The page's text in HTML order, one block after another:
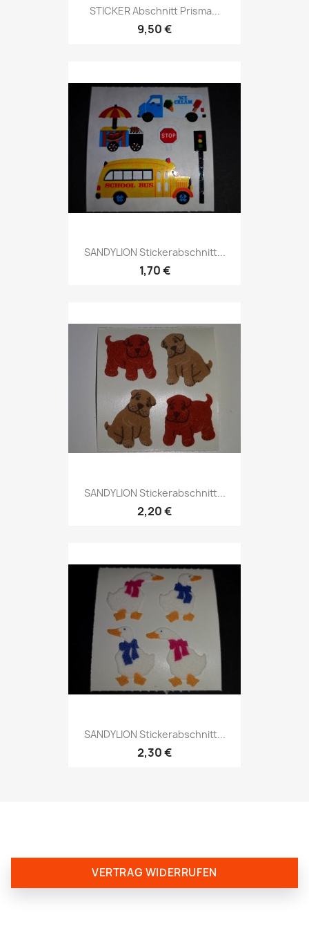
STICKER Abschnitt Prisma...
9,50 €
SANDYLION Stickerabschnitt...
1,70 €
SANDYLION Stickerabschnitt...
2,20 €
SANDYLION Stickerabschnitt...
2,30 €
VERTRAG WIDERRUFEN